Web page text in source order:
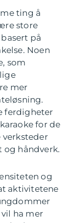
ting å
store
på
Noen
som
mer
ferdigheter
for de
verksteder
og håndverk.
og
aktivitetene
ha mer